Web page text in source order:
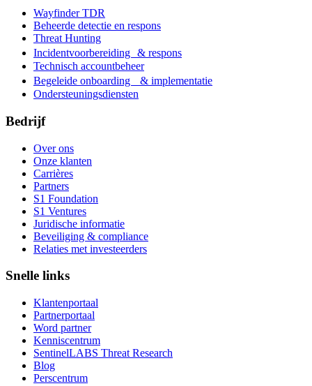
Wayfinder TDR
Beheerde detectie en respons
Threat Hunting
Incidentvoorbereiding & respons
Technisch accountbeheer
Begeleide onboarding & implementatie
Ondersteuningsdiensten
Bedrijf
Over ons
Onze klanten
Carrières
Partners
S1 Foundation
S1 Ventures
Juridische informatie
Beveiliging & compliance
Relaties met investeerders
Snelle links
Klantenportaal
Partnerportaal
Word partner
Kenniscentrum
SentinelLABS Threat Research
Blog
Perscentrum